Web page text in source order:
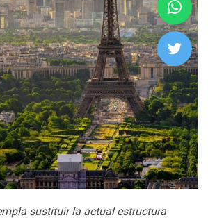
sustituir la actual estructura